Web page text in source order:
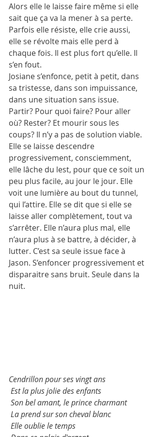
Alors elle le laisse faire même si elle
sait que ça va la mener à sa perte.
Parfois elle résiste, elle crie aussi,
elle se révolte mais elle perd à
chaque fois. Il est plus fort qu’elle. Il
s’en fout.
Josiane s’enfonce, petit à petit, dans
sa tristesse, dans son impuissance,
dans une situation sans issue.
Partir? Pour quoi faire? Pour aller
où? Rester? Et mourir sous les
coups? Il n’y a pas de solution viable.
Elle se laisse descendre
progressivement, consciemment,
elle lâche du lest, pour que ce soit un
peu plus facile, au jour le jour. Elle
voit une lumière au bout du tunnel,
qui l’attire. Elle se dit que si elle se
laisse aller complètement, tout va
s’arrêter. Elle n’aura plus mal, elle
n’aura plus à se battre, à décider, à
lutter. C’est sa seule issue face à
Jason. S’enfoncer progressivement et
disparaitre sans bruit. Seule dans la
nuit.
Cendrillon pour ses vingt ans
Est la plus jolie des enfants
Son bel amant, le prince charmant
La prend sur son cheval blanc
Elle oublie le temps